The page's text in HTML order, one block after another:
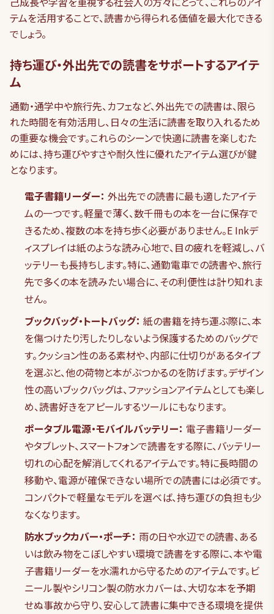
テムを活用することで、読書から得られる価値を最大化できる
でしょう。
持ち運び・外出先での読書をサポートするアイテ
ム
通勤・通学中や旅行先、カフェなど、外出先での読書は、限ら
れた時間を有効活用し、日々の生活に読書を取り入れるため
の重要な機会です。これらのシーンで快適に読書を楽しむた
めには、持ち運びやすさや耐久性に優れたアイテム選びが鍵
となります。
電子書籍リーダー： 外出先での読書に最も適したアイテ
ムの一つです。軽量で薄く、数千冊もの本を一台に保存で
きるため、複数の本を持ち歩く必要がありません。E Inkデ
ィスプレイは紙のような読み心地で、目の疲れを軽減し、バ
ッテリーも長持ちします。特に、通勤電車での読書や、旅行
先で多くの本を読みたい場合に、その利便性は計り知れま
せん。
ブックバッグ・トートバッグ： 紙の書籍を持ち運ぶ際に、本
を傷つけたり汚したりしないよう保護するためのバッグで
す。クッション性のある素材や、内部に仕切りがあるタイプ
を選ぶと、他の荷物と本がぶつかるのを防げます。デザイン
性の高いブックバッグは、ファッションアイテムとしても楽し
め、読書好きをアピールするツールにもなります。
ポータブル電源・モバイルバッテリー： 電子書籍リーダー
やタブレット、スマートフォンで読書をする際に、バッテリー
切れの心配を解消してくれるアイテムです。特に長時間の
移動や、電源が確保できない場所での読書には必須です。
コンパクトで軽量なモデルを選べば、持ち運びの負担も少
なくなります。
防水ブックカバー・ポーチ： 雨の日や水辺での読書、ある
いは飲み物をこぼしやすい環境で読書をする際に、本や電
子書籍リーダーを水濡れから守るためのアイテムです。ビ
ニール製やシリコン製の防水カバーは、大切な本を予期
せぬ事故から守り、安心して読書に集中できる環境を提供